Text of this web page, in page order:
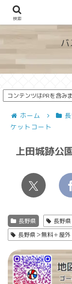
地図から探
コンテンツはPRを含み
ホーム
ケットコート
上田城跡公
長野県 長野
長野県＞無料＋屋外
検索